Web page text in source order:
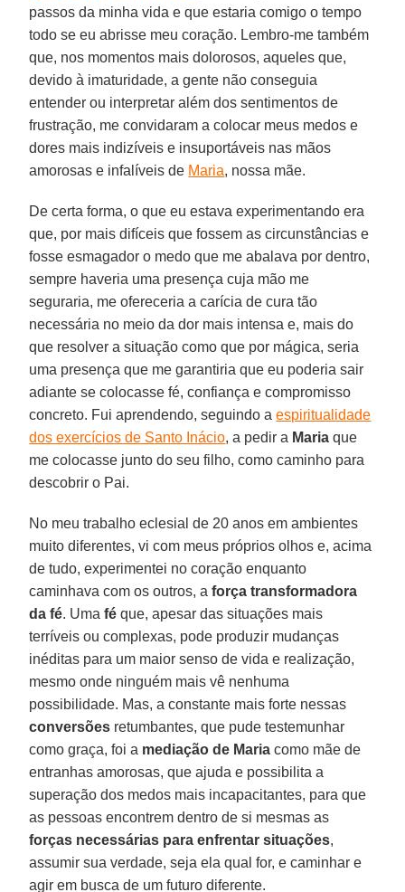
passos da minha vida e que estaria comigo o tempo
todo se eu abrisse meu coração. Lembro-me também
que, nos momentos mais dolorosos, aqueles que,
devido à imaturidade, a gente não conseguia
entender ou interpretar além dos sentimentos de
frustração, me convidaram a colocar meus medos e
dores mais indizíveis e insuportáveis nas mãos
amorosas e infalíveis de Maria, nossa mãe.
De certa forma, o que eu estava experimentando era
que, por mais difíceis que fossem as circunstâncias e
fosse esmagador o medo que me abalava por dentro,
sempre haveria uma presença cuja mão me
seguraria, me ofereceria a carícia de cura tão
necessária no meio da dor mais intensa e, mais do
que resolver a situação como que por mágica, seria
uma presença que me garantiria que eu poderia sair
adiante se colocasse fé, confiança e compromisso
concreto. Fui aprendendo, seguindo aespiritualidade
dos exercícios de Santo Inácio, a pedir a Maria que
me colocasse junto do seu filho, como caminho para
descobrir o Pai.
No meu trabalho eclesial de 20 anos em ambientes
muito diferentes, vi com meus próprios olhos e, acima
de tudo, experimentei no coração enquanto
caminhava com os outros, aforça transformadora
da fé. Umafé que, apesar das situações mais
terríveis ou complexas, pode produzir mudanças
inéditas para um maior senso de vida e realização,
mesmo onde ninguém mais vê nenhuma
possibilidade. Mas, a constante mais forte nessas
conversões retumbantes, que pude testemunhar
como graça, foi a mediação de Maria como mãe de
entranhas amorosas, que ajuda e possibilita a
superação dos medos mais incapacitantes, para que
as pessoas encontrem dentro de si mesmas as
forças necessárias para enfrentar situações,
assumir sua verdade, seja ela qual for, e caminhar e
agir em busca de um futuro diferente.